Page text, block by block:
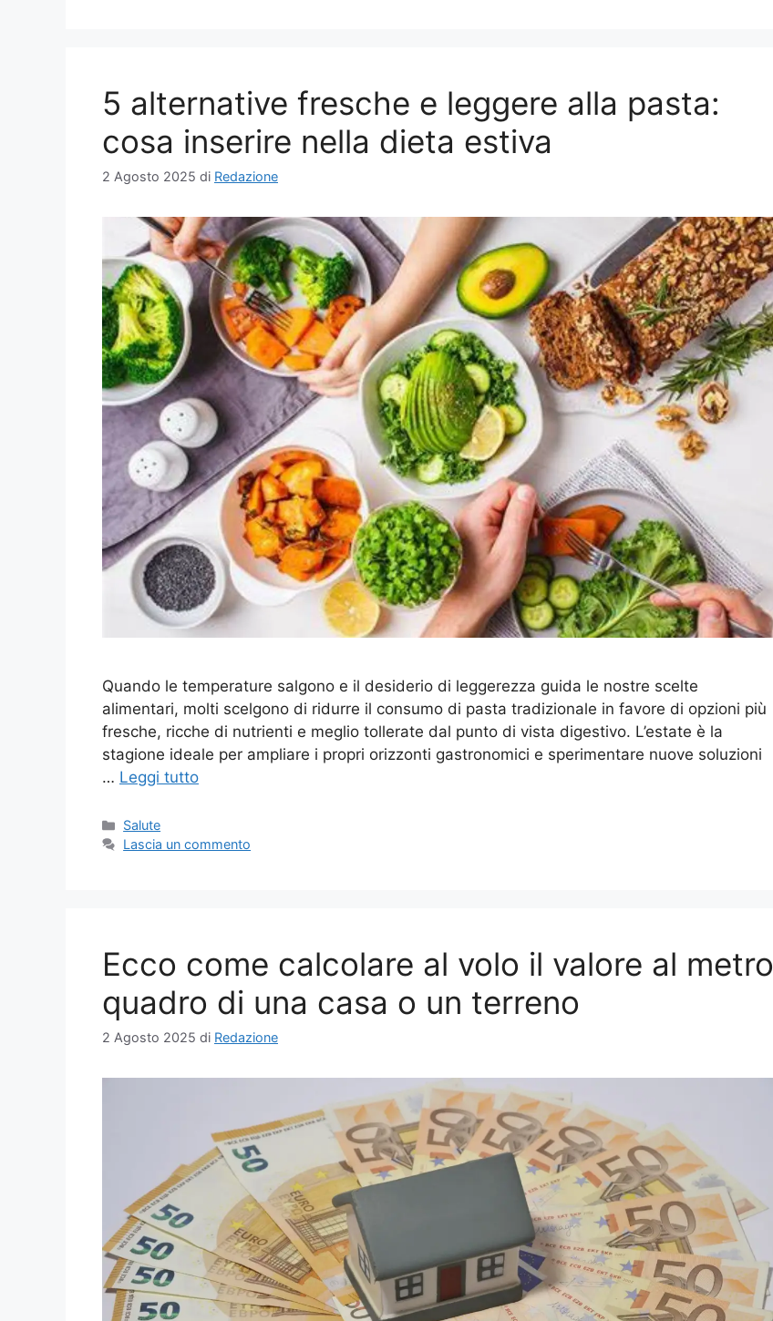
5 alternative fresche e leggere alla pasta:
cosa inserire nella dieta estiva
2 Agosto 2025 di Redazione
Quando le temperature salgono e il desiderio di leggerezza guida le nostre scelte
alimentari, molti scelgono di ridurre il consumo di pasta tradizionale in favore di opzioni più
fresche, ricche di nutrienti e meglio tollerate dal punto di vista digestivo. L’estate è la
stagione ideale per ampliare i propri orizzonti gastronomici e sperimentare nuove soluzioni
… Leggi tutto
Categorie
Salute
Lascia un commento
Ecco come calcolare al volo il valore al metro
quadro di una casa o un terreno
2 Agosto 2025 di Redazione